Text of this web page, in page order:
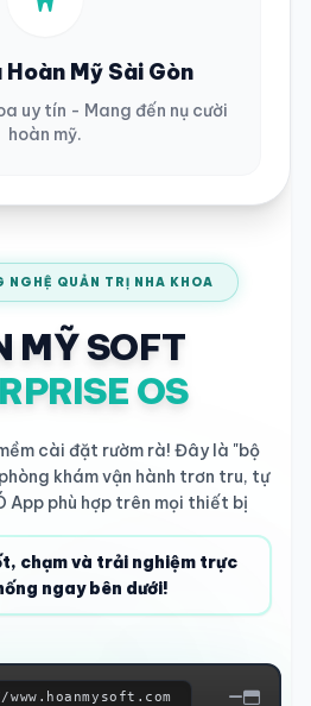
Hoàn Mỹ Sài Gòn
uy tín - Mang đến nụ cười
hoàn mỹ.
NGHỆ QUẢN TRỊ NHA KHOA
MỸ SOFT
OS
cài đặt rườm rà! Đây là "bộ
khám vận hành trơn tru, tự
App phù hợp trên mọi thiết bị
chạm và trải nghiệm trực
ngay bên dưới!